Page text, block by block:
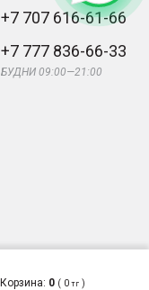
Корзина: 0 ( 0тг)
+7 707 616-61-66
+7 777 836-66-33
БУДНИ 09:00—21:00